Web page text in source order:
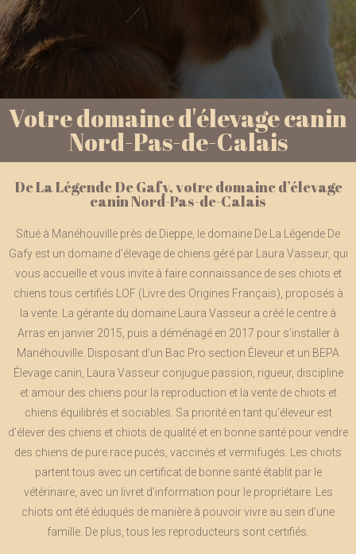
Votre domaine d'élevage canin
Nord-Pas-de-Calais
De La Légende De Gafy, votre domaine d’élevage
canin Nord-Pas-de-Calais
Situé à Manéhouville près de Dieppe, le domaine De La Légende De
Gafy est un domaine d’élevage de chiens géré par Laura Vasseur, qui
vous accueille et vous invite à faire connaissance de ses chiots et
chiens tous certifiés LOF (Livre des Origines Français), proposés à
la vente. La gérante du domaine Laura Vasseur a créé le centre à
Arras en janvier 2015, puis a déménagé en 2017 pour s’installer à
Manéhouville. Disposant d’un Bac Pro section Éleveur et un BEPA
Élevage canin, Laura Vasseur conjugue passion, rigueur, discipline
et amour des chiens pour la reproduction et la vente de chiots et
chiens équilibrés et sociables. Sa priorité en tant qu’éleveur est
d’élever des chiens et chiots de qualité et en bonne santé pour vendre
des chiens de pure race pucés, vaccinés et vermifugés. Les chiots
partent tous avec un certificat de bonne santé établit par le
vétérinaire, avec un livret d’information pour le propriétaire. Les
chiots ont été éduqués de manière à pouvoir vivre au sein d’une
famille. De plus, tous les reproducteurs sont certifiés.